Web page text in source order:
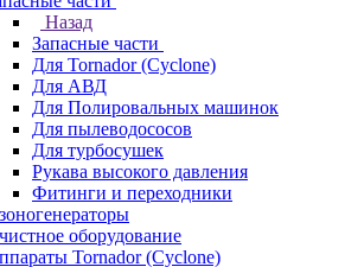
Назад
Запасные части
Для Tornador (Cyclone)
Для АВД
Для Полировальных машинок
Для пылеводососов
Для турбосушек
Рукава высокого давления
Фитинги и переходники
оборудование
Tornador (Cyclone)